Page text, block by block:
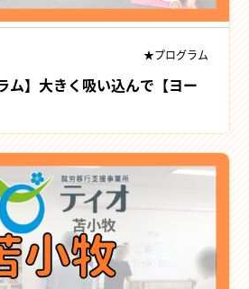
★プログラム
ム】大きく吸い込んで【ヨー